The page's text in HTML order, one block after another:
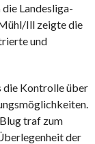
Landesliga-
Ill zeigte die
und
die Kontrolle über
traf zum
der